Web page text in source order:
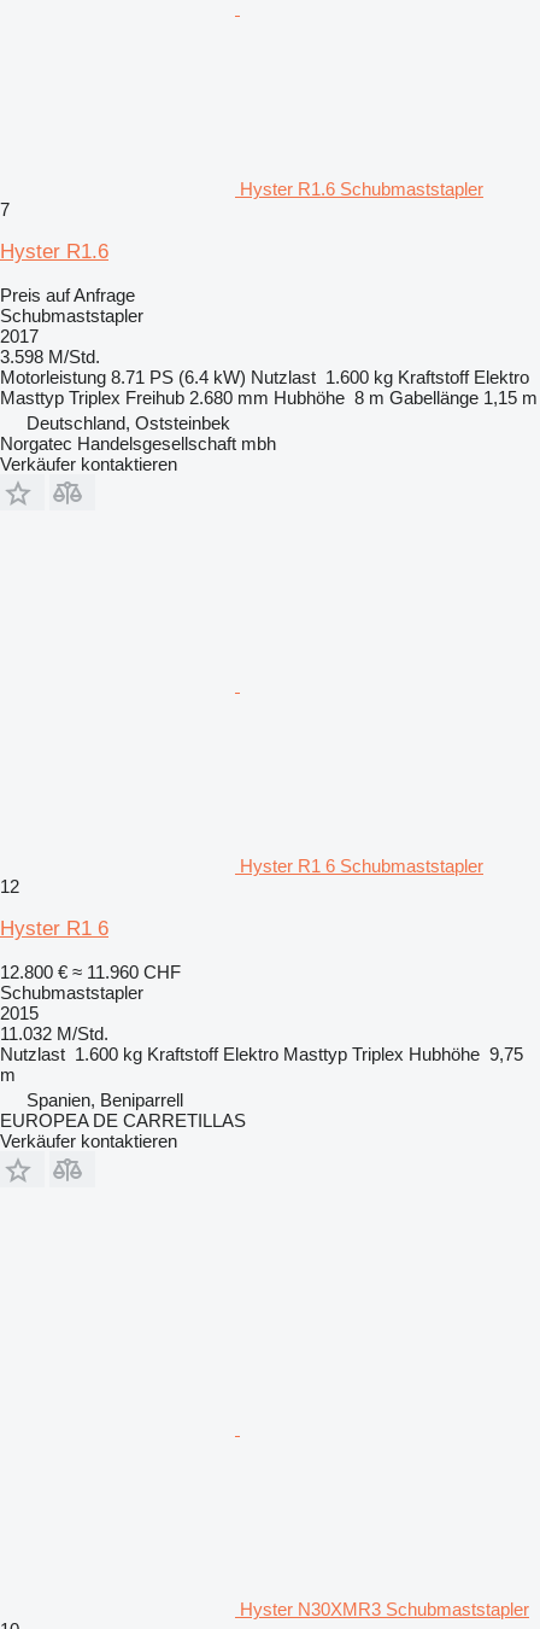
Hyster R1.6 Schubmaststapler
7
Hyster R1.6
Preis auf Anfrage
Schubmaststapler
2017
3.598 M/Std.
Motorleistung 8.71 PS (6.4 kW) Nutzlast 1.600 kg Kraftstoff Elektro
Masttyp Triplex Freihub 2.680 mm Hubhöhe 8 m Gabellänge 1,15 m
Deutschland, Oststeinbek
Norgatec Handelsgesellschaft mbh
Verkäufer kontaktieren
Hyster R1 6 Schubmaststapler
12
Hyster R1 6
12.800 € ≈ 11.960 CHF
Schubmaststapler
2015
11.032 M/Std.
Nutzlast 1.600 kg Kraftstoff Elektro Masttyp Triplex Hubhöhe 9,75
m
Spanien, Beniparrell
EUROPEA DE CARRETILLAS
Verkäufer kontaktieren
Hyster N30XMR3 Schubmaststapler